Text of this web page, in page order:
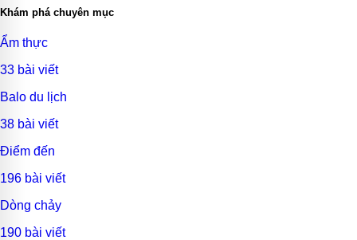
Khám phá chuyên mục
Ẩm thực
33 bài viết
Balo du lịch
38 bài viết
Điểm đến
196 bài viết
Dòng chảy
190 bài viết